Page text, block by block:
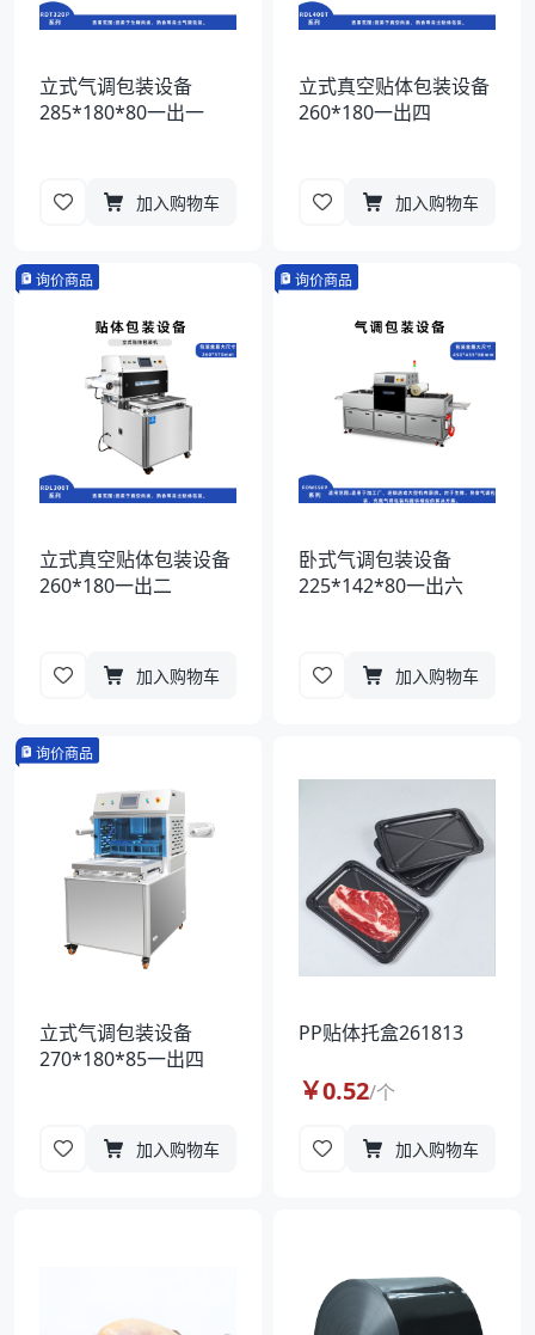
立式气调包装设备
285*180*80一出一
加入购物车
立式真空贴体包装设备
260*180一出四
加入购物车
询价商品
立式真空贴体包装设备
260*180一出二
加入购物车
询价商品
卧式气调包装设备
225*142*80一出六
加入购物车
询价商品
立式气调包装设备
270*180*85一出四
加入购物车
PP贴体托盒261813
￥0.52/个
加入购物车